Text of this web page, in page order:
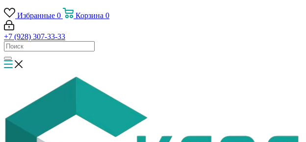
Избранные 0 Корзина 0
+7 (928) 307-33-33